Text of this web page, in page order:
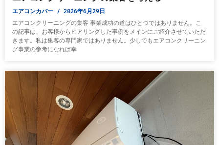
エアコンカバー 2026年6月29日
エアコンクリーニングの集客 事業成功の道はひとつではありません。こ
の記事は、お客様からヒアリングした事例をメインにご紹介させていただ
きます。私は集客の専門家ではありません。少しでもエアコンクリーニン
グ事業の参考になれば幸